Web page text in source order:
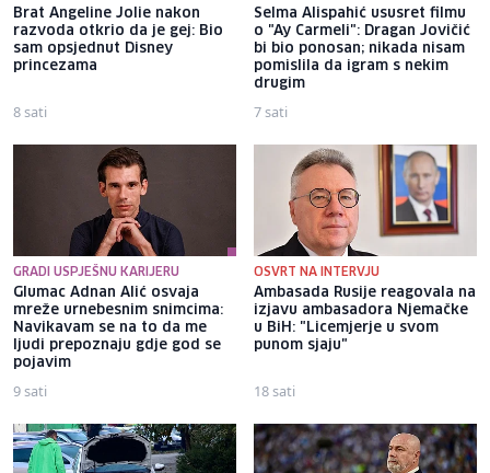
Brat Angeline Jolie nakon
razvoda otkrio da je gej: Bio
sam opsjednut Disney
princezama
8 sati
Selma Alispahić ususret filmu
o "Ay Carmeli": Dragan Jovičić
bi bio ponosan; nikada nisam
pomislila da igram s nekim
drugim
7 sati
GRADI USPJEŠNU KARIJERU
Glumac Adnan Alić osvaja
mreže urnebesnim snimcima:
Navikavam se na to da me
ljudi prepoznaju gdje god se
pojavim
9 sati
OSVRT NA INTERVJU
Ambasada Rusije reagovala na
izjavu ambasadora Njemačke
u BiH: "Licemjerje u svom
punom sjaju"
18 sati